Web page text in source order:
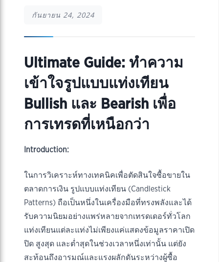
กันยายน 24, 2024
Ultimate Guide: ทำความ
เข้าใจรูปแบบแท่งเทียน
Bullish และ Bearish เพื่อ
การเทรดที่เหนือกว่า
Introduction:
ในการวิเคราะห์ทางเทคนิคเพื่อตัดสินใจซื้อขายใน
ตลาดการเงิน รูปแบบแท่งเทียน (Candlestick
Patterns) ถือเป็นหนึ่งในเครื่องมือที่ทรงพลังและได้
รับความนิยมอย่างแพร่หลายจากเทรดเดอร์ทั่วโลก
แท่งเทียนแต่ละแท่งไม่เพียงแค่แสดงข้อมูลราคาเปิด
ปิด สูงสุด และต่ำสุดในช่วงเวลาหนึ่งเท่านั้น แต่ยัง
สะท้อนถึงอารมณ์และแรงผลักดันระหว่างผู้ซื้อ